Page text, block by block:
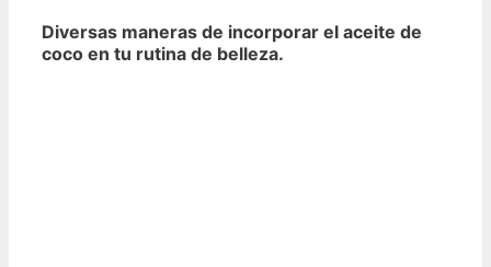
Diversas maneras de incorporar el aceite de
coco en tu rutina de belleza.